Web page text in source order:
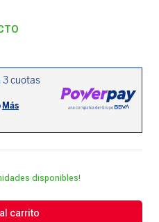
disponibles!
carrito